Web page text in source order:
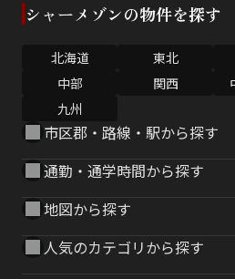
シャーメゾンの物件を探す
北海道 東北
中部
関西
九州
市区郡・路線・駅から探す
通勤・通学時間から探す
地図から探す
人気のカテゴリから探す